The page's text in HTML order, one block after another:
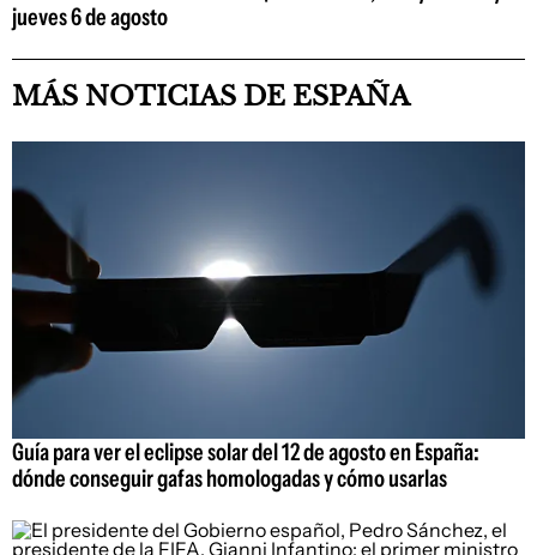
jueves 6 de agosto
MÁS NOTICIAS DE ESPAÑA
Guía para ver el eclipse solar del 12 de agosto en España:
dónde conseguir gafas homologadas y cómo usarlas